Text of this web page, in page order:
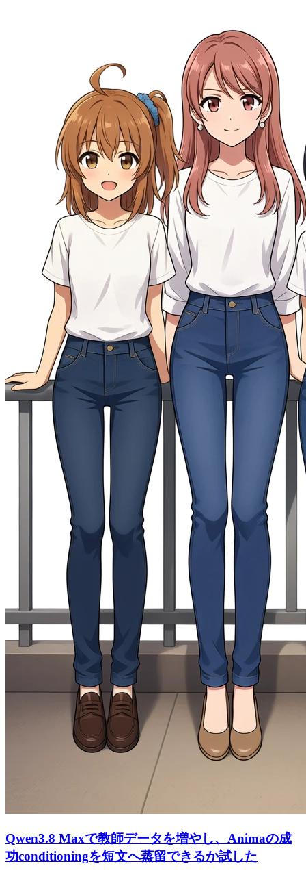
Qwen3.8 Maxで教師データを増やし、Animaの成
功conditioningを短文へ蒸留できるか試した